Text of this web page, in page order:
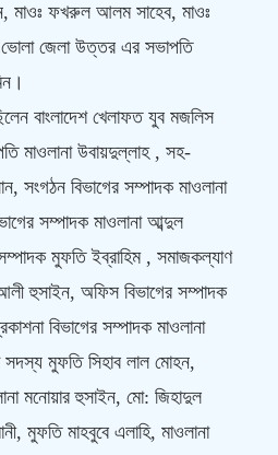
মাওঃ ফখরুল আলম সাহেব, মাওঃ
জেলা উত্তর এর সভাপতি
বাংলাদেশ খেলাফত যুব মজলিস
মাওলানা উবায়দুল্লাহ , সহ-
সংগঠন বিভাগের সম্পাদক মাওলানা
সম্পাদক মাওলানা আব্দুল
মুফতি ইব্রাহিম , সমাজকল্যাণ
হুসাইন, অফিস বিভাগের সম্পাদক
বিভাগের সম্পাদক মাওলানা
মুফতি সিহাব লাল মোহন,
মনোয়ার হুসাইন, মো: জিহাদুল
মুফতি মাহবুবে এলাহি, মাওলানা